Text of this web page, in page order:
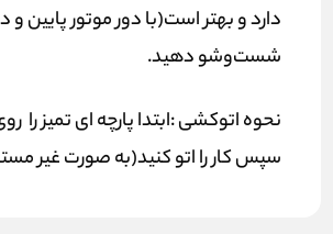
شست‌وشو دهید.
نحوه اتوکشی :ابتدا پارچه ای تمیز را
سپس کار را اتو کنید(به صورت غیر